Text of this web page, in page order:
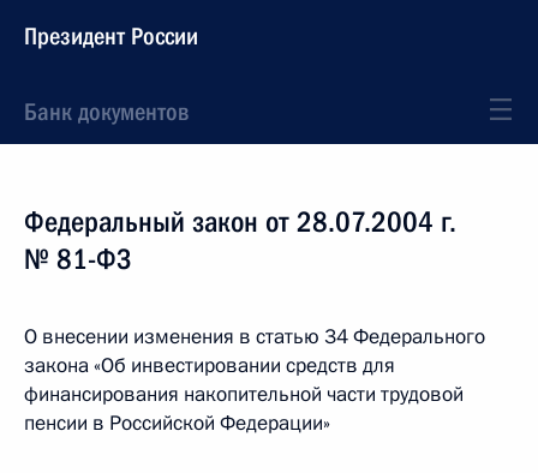
Президент России
Банк документов
Федеральный закон от 28.07.2004 г.
№ 81-ФЗ
О внесении изменения в статью 34 Федерального
закона «Об инвестировании средств для
финансирования накопительной части трудовой
пенсии в Российской Федерации»